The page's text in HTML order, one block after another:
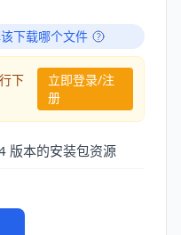
下载哪个文件
下
立即登录/注
册
版本的安装包资源